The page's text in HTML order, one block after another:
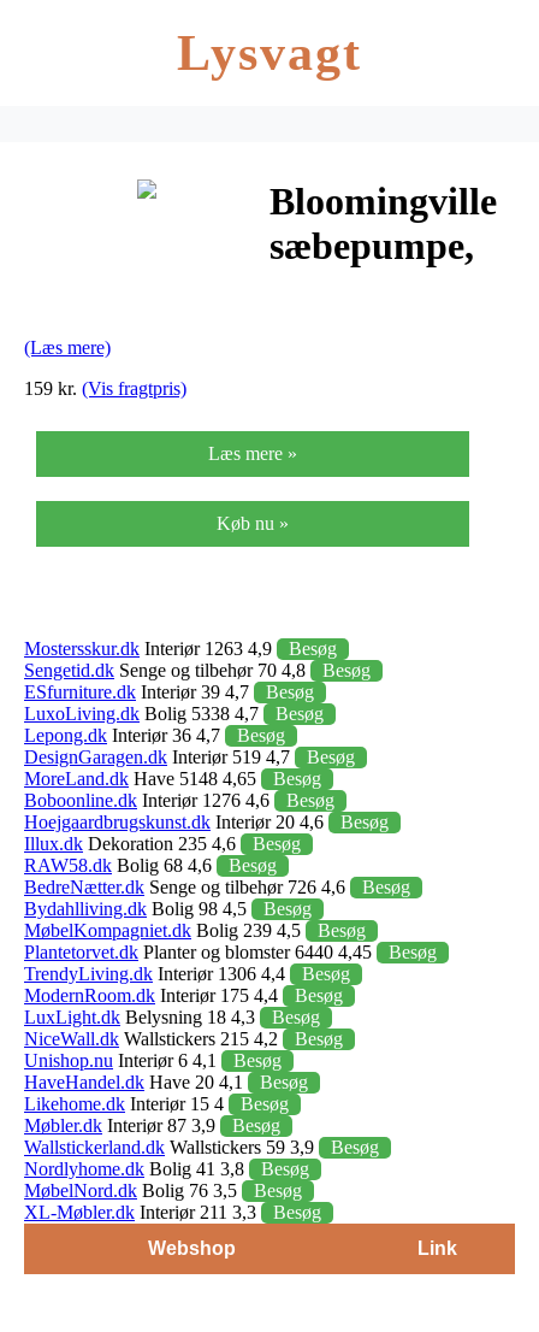
Lysvagt
Bloomingville
sæbepumpe,
(Læs mere)
159 kr. (Vis fragtpris)
Læs mere »
Køb nu »
Mostersskur.dk Interiør 1263 4,9
Besøg
Sengetid.dk Senge og tilbehør 70 4,8
Besøg
ESfurniture.dk Interiør 39 4,7
Besøg
LuxoLiving.dk Bolig 5338 4,7
Besøg
Lepong.dk Interiør 36 4,7
Besøg
DesignGaragen.dk Interiør 519 4,7
Besøg
MoreLand.dk Have 5148 4,65
Besøg
Boboonline.dk Interiør 1276 4,6
Besøg
Hoejgaardbrugskunst.dk Interiør 20 4,6
Besøg
Illux.dk Dekoration 235 4,6
Besøg
RAW58.dk Bolig 68 4,6
Besøg
BedreNætter.dk Senge og tilbehør 726 4,6
Besøg
Bydahlliving.dk Bolig 98 4,5
Besøg
MøbelKompagniet.dk Bolig 239 4,5
Besøg
Plantetorvet.dk Planter og blomster 6440 4,45
Besøg
TrendyLiving.dk Interiør 1306 4,4
Besøg
ModernRoom.dk Interiør 175 4,4
Besøg
LuxLight.dk Belysning 18 4,3
Besøg
NiceWall.dk Wallstickers 215 4,2
Besøg
Unishop.nu Interiør 6 4,1
Besøg
HaveHandel.dk Have 20 4,1
Besøg
Likehome.dk Interiør 15 4
Besøg
Møbler.dk Interiør 87 3,9
Besøg
Wallstickerland.dk Wallstickers 59 3,9
Besøg
Nordlyhome.dk Bolig 41 3,8
Besøg
MøbelNord.dk Bolig 76 3,5
Besøg
XL-Møbler.dk Interiør 211 3,3
Besøg
Webshop
Link